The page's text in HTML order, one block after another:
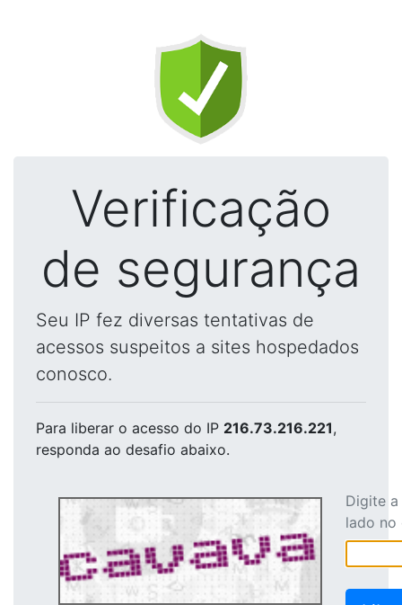
Verificação
de segurança
Seu IP fez diversas tentativas de
acessos suspeitos a sites hospedados
conosco.
Para liberar o acesso do IP 216.73.216.221,
responda ao desafio abaixo.
Digite
lado no